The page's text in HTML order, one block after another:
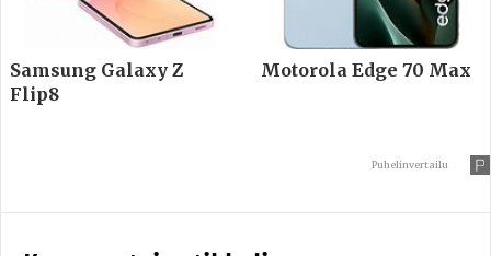
Samsung Galaxy Z
Flip8
Motorola Edge 70 Max
Puhelinvertailu